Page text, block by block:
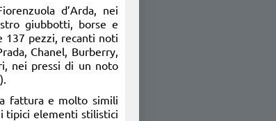
d’Arda, nei
giubbotti, borse e
137 pezzi, recanti noti
Chanel, Burberry,
nei pressi di un noto
fattura e molto simili
tipici elementi stilistici